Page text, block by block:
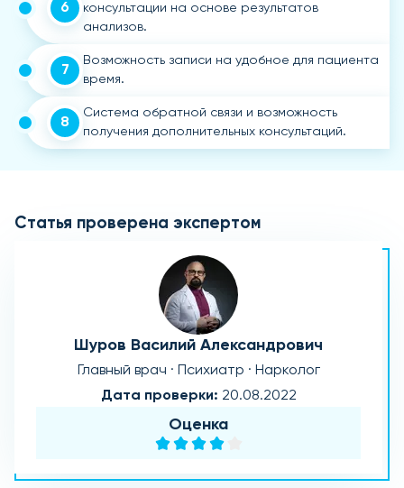
6
консультации на основе результатов
анализов.
7
Возможность записи на удобное для пациента
время.
8
Система обратной связи и возможность
получения дополнительных консультаций.
Статья проверена экспертом
Шуров Василий Александрович
Главный врач · Психиатр · Нарколог
Дата проверки: 20.08.2022
Оценка